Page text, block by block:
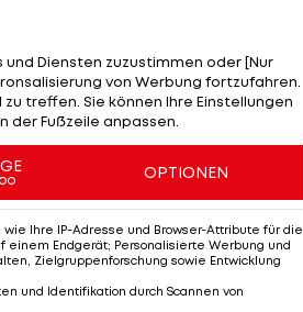
Diensten zuzustimmen oder [Nur
von Werbung fortzufahren.
treffen. Sie können Ihre Einstellungen
der Fußzeile anpassen.
OPTIONEN
Ihre IP-Adresse und Browser-Attribute für die
einem Endgerät; Personalisierte Werbung und
Zielgruppenforschung sowie Entwicklung
und Identifikation durch Scannen von